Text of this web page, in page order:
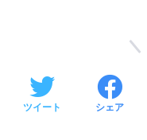
ツイート シェア